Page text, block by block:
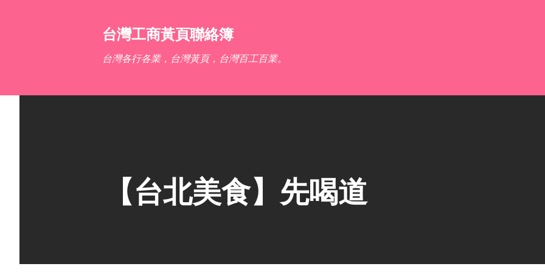
台灣工商黃頁聯絡簿
台灣各行各業，台灣黃頁，台灣百工百業。
【台北美食】先喝道